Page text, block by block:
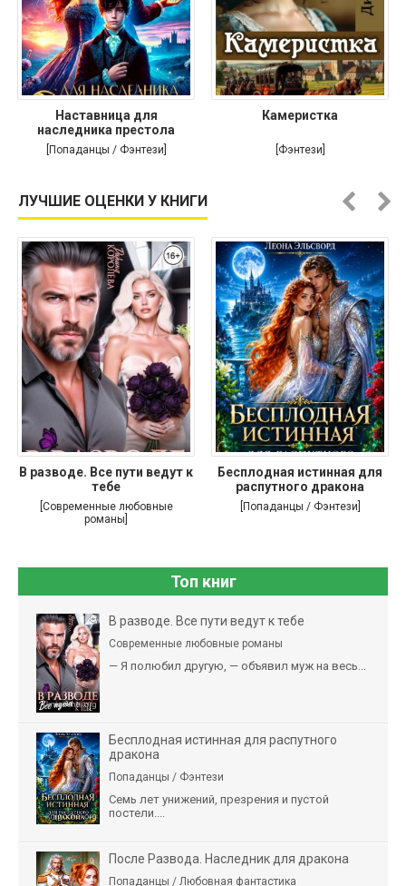
Наставница для
наследника престола
[Попаданцы / Фэнтези]
Камеристка
[Фэнтези]
ЛУЧШИЕ ОЦЕНКИ У КНИГИ
В разводе. Все пути ведут к
тебе
[Современные любовные
романы]
Бесплодная истинная для
распутного дракона
[Попаданцы / Фэнтези]
Топ книг
В разводе. Все пути ведут к тебе
Современные любовные романы
— Я полюбил другую, — объявил муж на весь...
Бесплодная истинная для распутного
дракона
Попаданцы / Фэнтези
Семь лет унижений, презрения и пустой
постели....
После Развода. Наследник для дракона
Попаданцы / Любовная фантастика